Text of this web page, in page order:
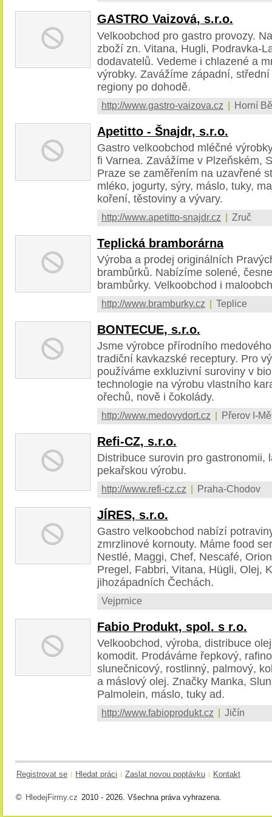
GASTRO Vaizová, s.r.o.
Velkoobchod pro gastro provozy.
zboží zn. Vitana, Hugli, Podravka-
dodavatelů. Vedeme i chlazené a
výrobky. Zavážíme západní,
regiony po dohodě.
http://www.gastro-vaizova.cz | Horní
Apetitto - Šnajdr, s.r.o.
Gastro velkoobchod mléčné
fi Varnea. Zavážíme v Plzeňském,
Praze se zaměřením na uzavřené
mléko, jogurty, sýry, máslo, tuky,
koření, těstoviny a vývary.
http://www.apetitto-snajdr.cz | Zruč
Teplická bramborárna
Výroba a prodej originálních
brambůrků. Nabízíme solené,
brambůrky. Velkoobchod i
http://www.bramburky.cz | Teplice
BONTECUE, s.r.o.
Jsme výrobce přírodního
tradiční kavkazské receptury. Pro
používáme exkluzivní suroviny v
technologie na výrobu vlastního
ořechů, nově i čokolády.
http://www.medovydort.cz | Přerov I-
Refi-CZ, s.r.o.
Distribuce surovin pro gastronomii,
pekařskou výrobu.
http://www.refi-cz.cz | Praha-Chodov
JÍRES, s.r.o.
Gastro velkoobchod nabízí
zmrzlinové kornouty. Máme food
Nestlé, Maggi, Chef, Nescafé,
Pregel, Fabbri, Vitana, Hügli, Olej,
jihozápadních Čechách.
Vejprnice
Fabio Produkt, spol. s r.o.
Velkoobchod, výroba, distribuce
komodit. Prodáváme řepkový,
slunečnicový, rostlinný, palmový,
a máslový olej. Značky Manka,
Palmolein, máslo, tuky ad.
http://www.fabioprodukt.cz Jičín
Registrovat se Hledat práci Zaslat novou poptávku Kontakt
© HledejFirmy.cz 2010 - 2026. Všechna práva vyhrazena.